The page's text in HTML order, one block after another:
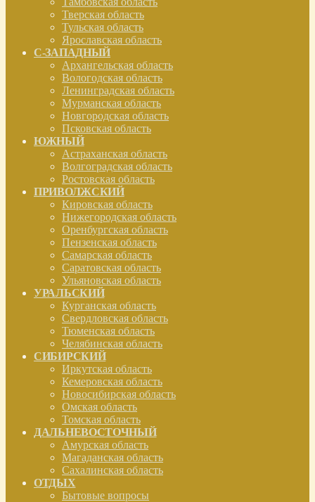
Тверская область
Тульская область
Ярославская область
С-ЗАПАДНЫЙ
Архангельская область
Вологодская область
Ленинградская область
Мурманская область
Новгородская область
Псковская область
ЮЖНЫЙ
Астраханская область
Волгоградская область
Ростовская область
ПРИВОЛЖСКИЙ
Кировская область
Нижегородская область
Оренбургская область
Пензенская область
Самарская область
Саратовская область
Ульяновская область
УРАЛЬСКИЙ
Курганская область
Свердловская область
Тюменская область
Челябинская область
СИБИРСКИЙ
Иркутская область
Кемеровская область
Новосибирская область
Омская область
Томская область
ДАЛЬНЕВОСТОЧНЫЙ
Амурская область
Магаданская область
Сахалинская область
ОТДЫХ
Бытовые вопросы